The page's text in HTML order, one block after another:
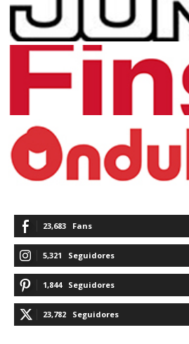
23,683 Fans
5,321 Seguidores
1,844 Seguidores
23,782 Seguidores